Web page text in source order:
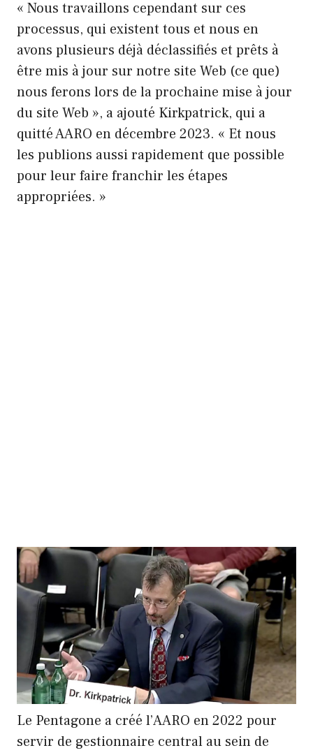
« Nous travaillons cependant sur ces
processus, qui existent tous et nous en
avons plusieurs déjà déclassifiés et prêts à
être mis à jour sur notre site Web (ce que)
nous ferons lors de la prochaine mise à jour
du site Web », a ajouté Kirkpatrick, qui a
quitté AARO en décembre 2023. « Et nous
les publions aussi rapidement que possible
pour leur faire franchir les étapes
appropriées. »
Le Pentagone a créé l’AARO en 2022 pour
servir de gestionnaire central au sein de